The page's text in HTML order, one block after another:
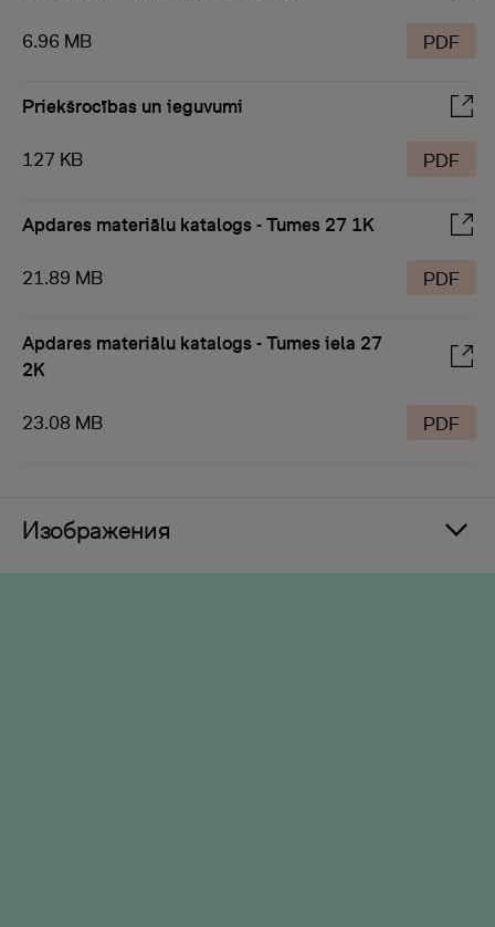
6.96 MB PDF
Priekšrocības un ieguvumi
127 KB PDF
Apdares materiālu katalogs - Tumes 27 1K
21.89 MB PDF
Apdares materiālu katalogs - Tumes iela 27
2K
23.08 MB PDF
Изображения